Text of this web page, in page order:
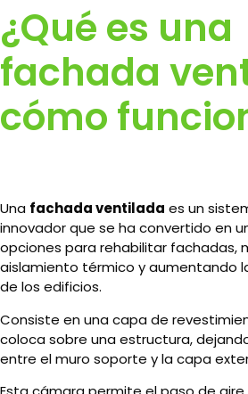
¿Qué es una
fachada
cómo
Una fachada ventilada es un
innovador que se ha convertido en
opciones para rehabilitar fachadas,
aislamiento térmico y aumentando
de los edificios.
Consiste en una capa de
coloca sobre una estructura,
entre el muro soporte y la capa